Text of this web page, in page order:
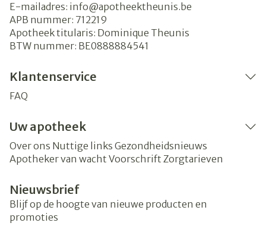
E-mailadres: info@apotheektheunis.be
APB nummer: 712219
Apotheek titularis: Dominique Theunis
BTW nummer: BE0888884541
Klantenservice
FAQ
Uw apotheek
Over ons Nuttige links Gezondheidsnieuws
Apotheker van wacht Voorschrift Zorgtarieven
Nieuwsbrief
Blijf op de hoogte van nieuwe producten en
promoties